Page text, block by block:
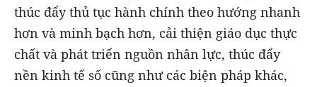
thúc đẩy thủ tục hành chính theo hướng nhanh
hơn và minh bạch hơn, cải thiện giáo dục thực
chất và phát triển nguồn nhân lực, thúc đẩy
nền kinh tế số cũng như các biện pháp khác,